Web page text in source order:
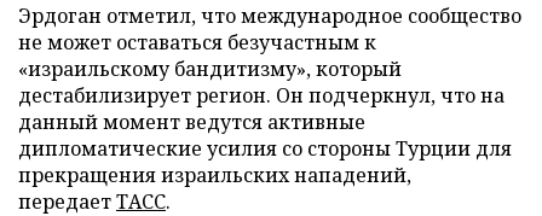
Эрдоган отметил, что международное сообщество
не может оставаться безучастным к
«израильскому бандитизму», который
дестабилизирует регион. Он подчеркнул, что на
данный момент ведутся активные
дипломатические усилия со стороны Турции для
прекращения израильских нападений,
передаетТАСС.